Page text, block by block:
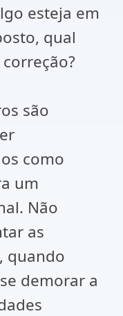
esteja em
qual
são
como
um
Não
as
quando
demorar a